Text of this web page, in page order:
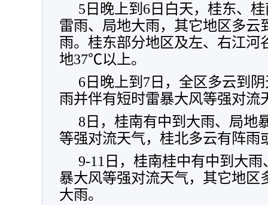
5日晚上到6日白天，桂东、
雷雨、局地大雨，其它地区多云
雨。桂东部分地区及左、右江
地37℃以上。
6日晚上到7日，全区多云到
雨并伴有短时雷暴大风等强对流
8日，桂南有中到大雨、局地
等强对流天气，桂北多云有阵雨
9-11日，桂南桂中有中到大
暴大风等强对流天气，其它地区
大雨。